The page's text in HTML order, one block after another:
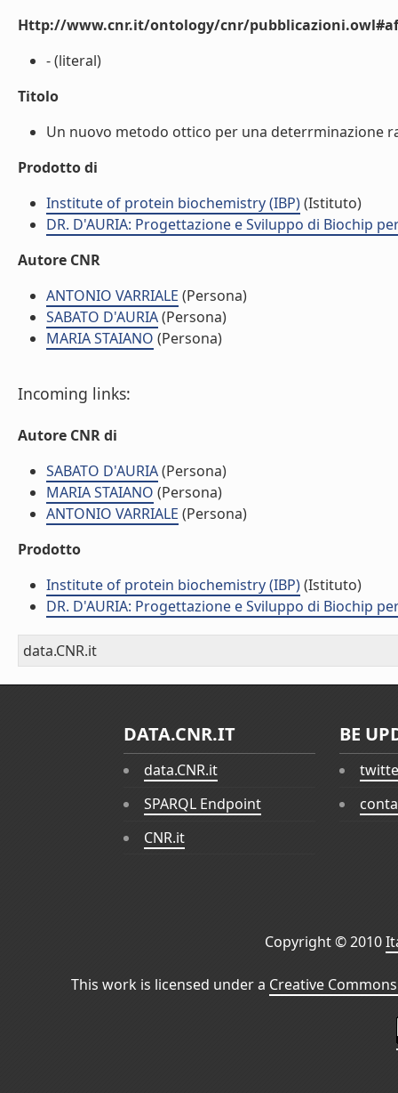
Http://www.cnr.it/ontology/cnr/
- (literal)
Titolo
Un nuovo metodo ottico per una deterrminazione
Prodotto di
Institute of protein biochemistry (IBP)(Istituto)
DR. D'AURIA: Progettazione e Sviluppo di Biochip
Autore CNR
ANTONIO VARRIALE (Persona)
SABATO D'AURIA(Persona)
MARIA STAIANO (Persona)
Incoming links:
Autore CNR di
SABATO D'AURIA(Persona)
MARIA STAIANO (Persona)
ANTONIO VARRIALE (Persona)
Prodotto
Institute of protein biochemistry (IBP)(Istituto)
DR. D'AURIA: Progettazione e Sviluppo di Biochip
data.CNR.it
DATA.CNR.IT
data.CNR.it
SPARQL Endpoint
CNR.it
BE
Copyright © 2010
This work is licensed under a Creative